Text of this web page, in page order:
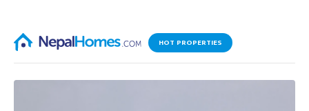
HOT PROPERTIES